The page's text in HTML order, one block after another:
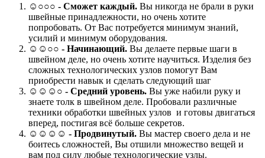
☺ ○○○ - Сможет каждый. Вы никогда не брали в руки
швейные принадлежности, но очень хотите
попробовать. От Вас потребуется минимум знаний,
усилий и минимум оборудования.
☺☺○○ - Начинающий. Вы делаете первые шаги в
швейном деле, но очень хотите научиться. Изделия без
сложных технологических узлов помогут Вам
приобрести навык и сделать следующий шаг
☺☺☺○ - Средний уровень. Вы уже набили руку и
знаете толк в швейном деле. Пробовали различные
техники обработки швейных узлов и готовы двигаться
вперед, постигая всё больше секретов.
☺☺☺☺ - Продвинутый. Вы мастер своего дела и не
боитесь сложностей, Вы отшили множество вещей и
вам под силу любые технологические узлы.